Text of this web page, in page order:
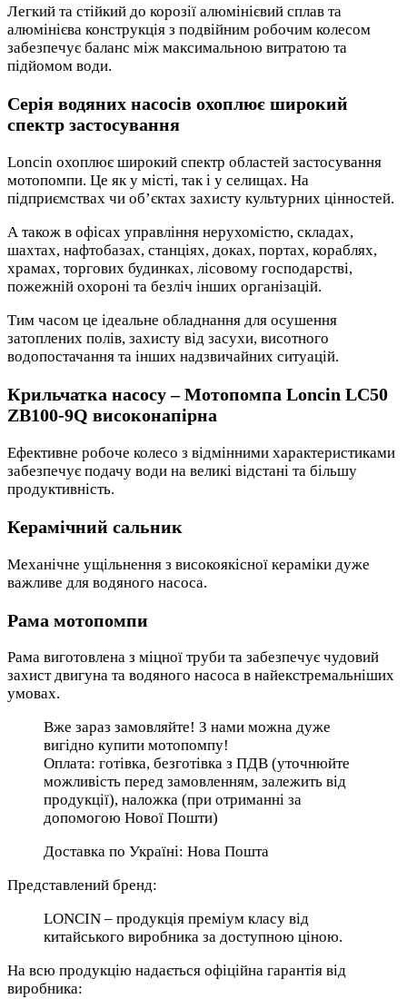
Легкий та стійкий до корозії алюмінієвий сплав та
алюмінієва конструкція з подвійним робочим колесом
забезпечує баланс між максимальною витратою та
підйомом води.
Серія водяних насосів охоплює широкий
спектр застосування
Loncin охоплює широкий спектр областей застосування
мотопомпи. Це як у місті, так і у селищах. На
підприємствах чи об’єктах захисту культурних цінностей.
А також в офісах управління нерухомістю, складах,
шахтах, нафтобазах, станціях, доках, портах, кораблях,
храмах, торгових будинках, лісовому господарстві,
пожежній охороні та безліч інших організацій.
Тим часом це ідеальне обладнання для осушення
затоплених полів, захисту від засухи, висотного
водопостачання та інших надзвичайних ситуацій.
Крильчатка насосу – Мотопомпа Loncin LC50
ZB100-9Q високонапірна
Ефективне робоче колесо з відмінними характеристиками
забезпечує подачу води на великі відстані та більшу
продуктивність.
Керамічний сальник
Механічне ущільнення з високоякісної кераміки дуже
важливе для водяного насоса.
Рама мотопомпи
Рама виготовлена з міцної труби та забезпечує чудовий
захист двигуна та водяного насоса в найекстремальніших
умовах.
Вже зараз замовляйте! З нами можна дуже
вигідно купити мотопомпу!
Оплата: готівка, безготівка з ПДВ (уточнюйте
можливість перед замовленням, залежить від
продукції), наложка (при отриманні за
допомогою Нової Пошти)
Доставка по Україні: Нова Пошта
Представлений бренд:
LONCIN – продукція преміум класу від
китайського виробника за доступною ціною.
На всю продукцію надається офіційна гарантія від
виробника: